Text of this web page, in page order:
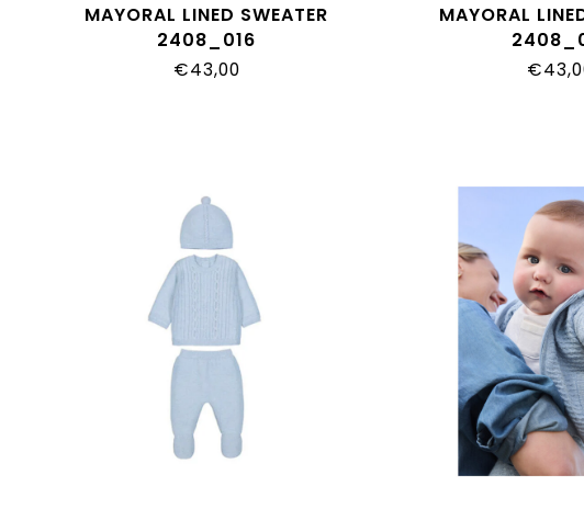
MAYORAL LINED SWEATER
2408_016
€43,00
MAYORAL